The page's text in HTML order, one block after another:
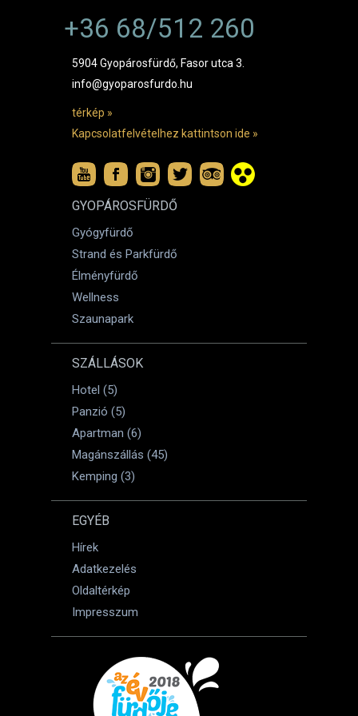
+36 68/512 260
5904 Gyopárosfürdő, Fasor utca 3.
info@gyoparosfurdo.hu
térkép »
Kapcsolatfelvételhez kattintson ide »
GYOPÁROSFÜRDŐ
Gyógyfürdő
Strand és Parkfürdő
Élményfürdő
Wellness
Szaunapark
SZÁLLÁSOK
Hotel (5)
Panzió (5)
Apartman (6)
Magánszállás (45)
Kemping (3)
EGYÉB
Hírek
Adatkezelés
Oldaltérkép
Impresszum